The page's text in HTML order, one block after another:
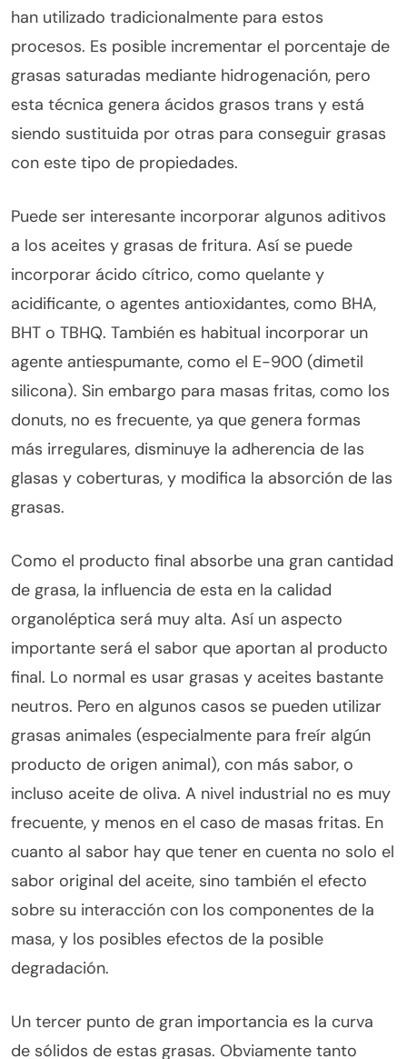
han utilizado tradicionalmente para estos
procesos. Es posible incrementar el porcentaje de
grasas saturadas mediante hidrogenación, pero
esta técnica genera ácidos grasos trans y está
siendo sustituida por otras para conseguir grasas
con este tipo de propiedades.
Puede ser interesante incorporar algunos aditivos
a los aceites y grasas de fritura. Así se puede
incorporar ácido cítrico, como quelante y
acidificante, o agentes antioxidantes, como BHA,
BHT o TBHQ. También es habitual incorporar un
agente antiespumante, como el E-900 (dimetil
silicona). Sin embargo para masas fritas, como los
donuts, no es frecuente, ya que genera formas
más irregulares, disminuye la adherencia de las
glasas y coberturas, y modifica la absorción de las
grasas.
Como el producto final absorbe una gran cantidad
de grasa, la influencia de esta en la calidad
organoléptica será muy alta. Así un aspecto
importante será el sabor que aportan al producto
final. Lo normal es usar grasas y aceites bastante
neutros. Pero en algunos casos se pueden utilizar
grasas animales (especialmente para freír algún
producto de origen animal), con más sabor, o
incluso aceite de oliva. A nivel industrial no es muy
frecuente, y menos en el caso de masas fritas. En
cuanto al sabor hay que tener en cuenta no solo el
sabor original del aceite, sino también el efecto
sobre su interacción con los componentes de la
masa, y los posibles efectos de la posible
degradación.
Un tercer punto de gran importancia es la curva
de sólidos de estas grasas. Obviamente tanto